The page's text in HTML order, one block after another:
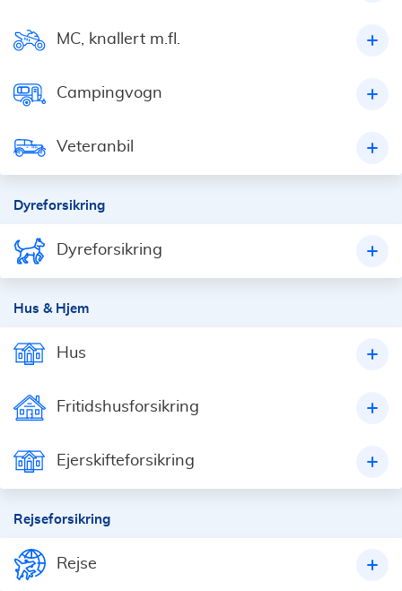
MC, knallert m.fl.
Campingvogn
Veteranbil
Dyreforsikring
Dyreforsikring
Hus & Hjem
Hus
Fritidshusforsikring
Ejerskifteforsikring
Rejseforsikring
Rejse